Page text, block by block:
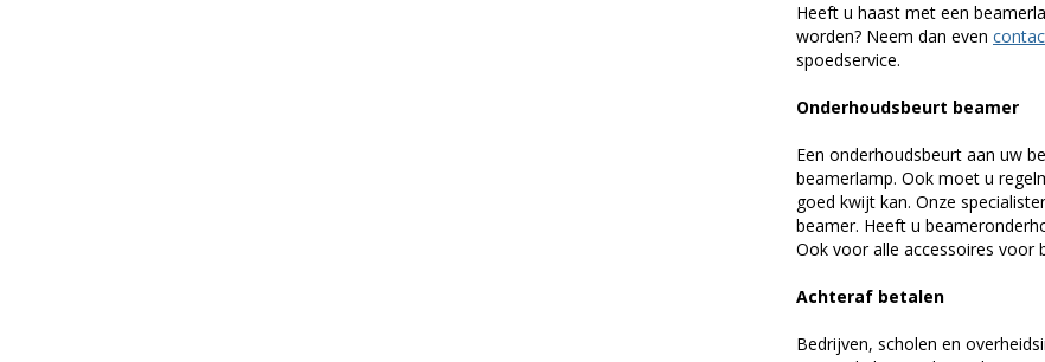
Heeft u haast met een
worden? Neem dan even
spoedservice.
Onderhoudsbeurt beamer
Een onderhoudsbeurt aan uw
beamerlamp. Ook moet u
goed kwijt kan. Onze
beamer. Heeft u
Ook voor alle accessoires voor
Achteraf betalen
Bedrijven, scholen en